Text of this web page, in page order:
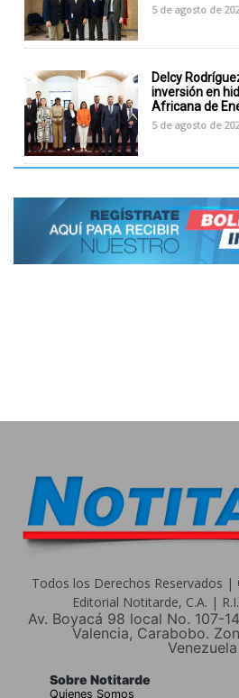
5 de agosto de
Delcy
inversión en
Africana de
5 de agosto de
Todos los Derechos Reservados
Editorial Notitarde, C.A. |
Av. Boyacá 98 local No. 107-
Valencia, Carabobo.
Venezuela
Sobre Notitarde
Quienes Somos